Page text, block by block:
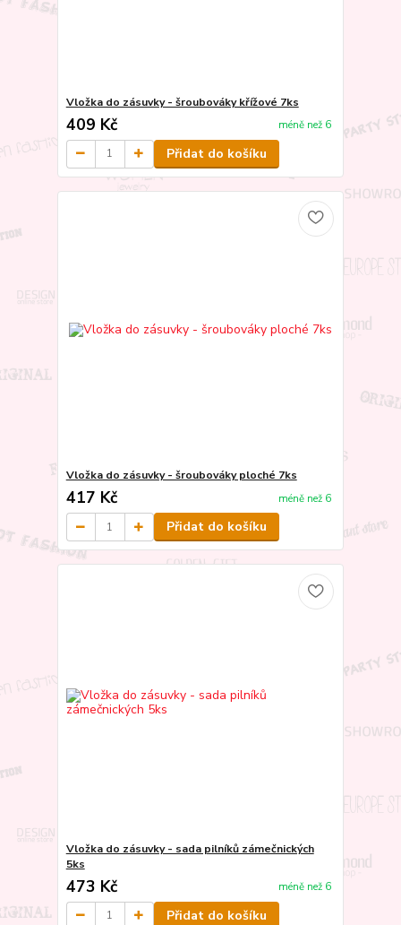
Vložka do zásuvky - šroubováky křížové 7ks
409 Kč méně než 6
Přidat do košíku
Vložka do zásuvky - šroubováky ploché 7ks
417 Kč méně než 6
Přidat do košíku
Vložka do zásuvky - sada pilníků zámečnických
5ks
473 Kč méně než 6
Přidat do košíku